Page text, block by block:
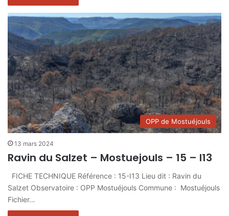
OPP de Mostuéjouls
13 mars 2024
Ravin du Salzet – Mostuejouls – 15 – I13
FICHE TECHNIQUE Référence : 15-I13 Lieu dit : Ravin du
Salzet Observatoire : OPP Mostuéjouls Commune : Mostuéjouls
Fichier…